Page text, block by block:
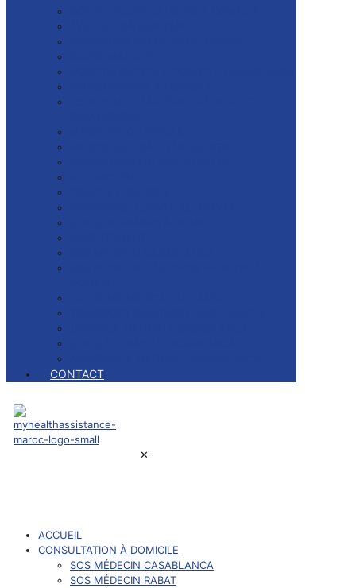
CONTACT
✕
ACCUEIL
CONSULTATION À DOMICILE
SOS MÉDECIN CASABLANCA
SOS MÉDECIN RABAT